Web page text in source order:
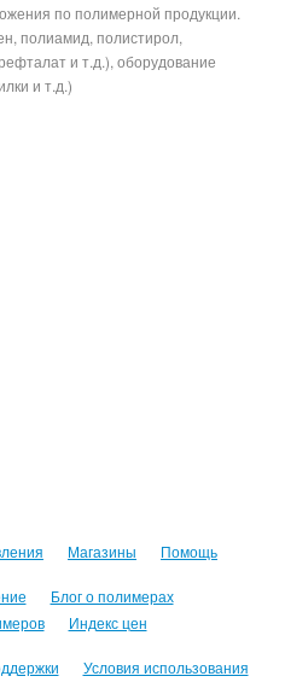
по полимерной продукции.
полиамид, полистирол,
и т.д.), оборудование
и т.д.)
Магазины Помощь
Блог о полимерах
Индекс цен
Условия использования